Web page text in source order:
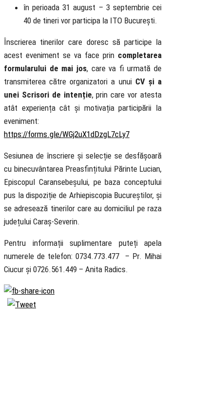
în perioada 31 august – 3 septembrie cei
40 de tineri vor participa la ITO București.
Înscrierea tinerilor care doresc să participe la
acest eveniment se va face prin completarea
formularului de mai jos, care va fi urmată de
transmiterea către organizatori a unui CV și a
unei Scrisori de intenție, prin care vor atesta
atât experiența cât și motivația participării la
eveniment:
https://forms.gle/WGj2uX1dDzgL7cLy7
Sesiunea de înscriere și selecție se desfășoară
cu binecuvântarea Preasfințitului Părinte Lucian,
Episcopul Caransebeșului, pe baza conceptului
pus la dispoziție de Arhiepiscopia Bucureștilor, și
se adresează tinerilor care au domiciliul pe raza
județului Caraș-Severin.
Pentru informații suplimentare puteți apela
numerele de telefon: 0734.773.477 – Pr. Mihai
Ciucur și 0726.561.449 – Anita Radics.